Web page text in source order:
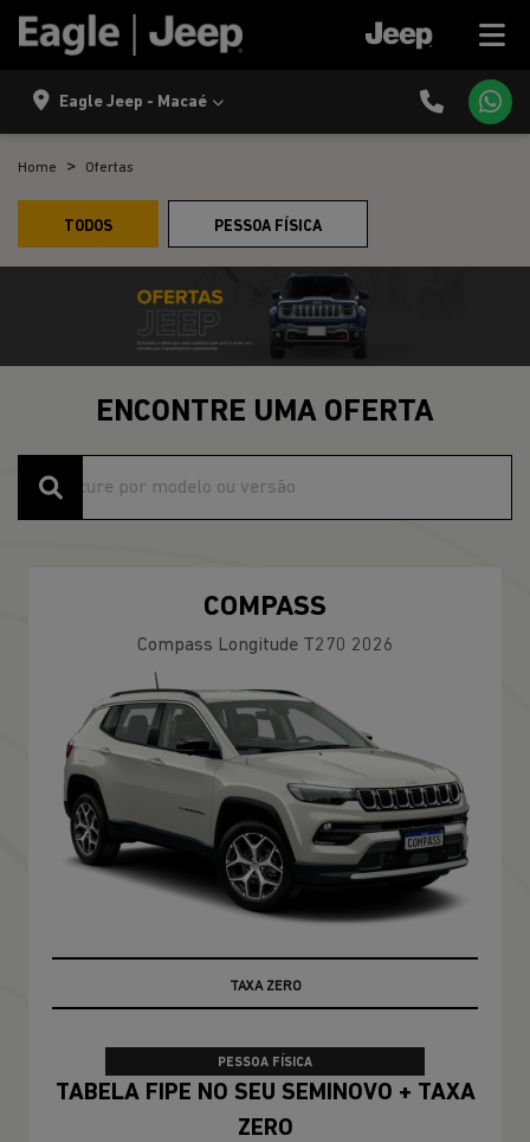
Eagle Jeep - Macaé
Home Ofertas
TODOS PESSOA FÍSICA
ENCONTRE UMA OFERTA
COMPASS
Compass Longitude T270 2026
100% DA TABELA FIPE NO SEU USADO
PESSOA FÍSICA
TABELA FIPE NO SEU SEMINOVO + TAXA
ZERO